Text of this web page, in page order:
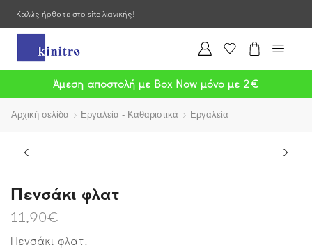
Καλώς ήρθατε στο site λιανικής!
Άμεση αποστολή με Box Now μόνο με 2€
Αρχική σελίδα Εργαλεία - Καθαριστικά Εργαλεία
Πενσάκι φλατ
11,90€
Πενσάκι φλατ.